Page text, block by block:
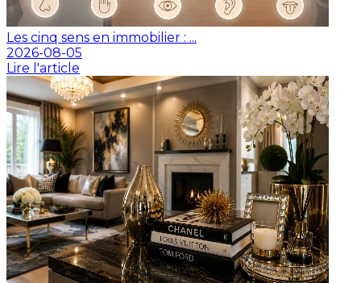
Les cinq sens en immobilier : ...
2026-08-05
Lire l'article